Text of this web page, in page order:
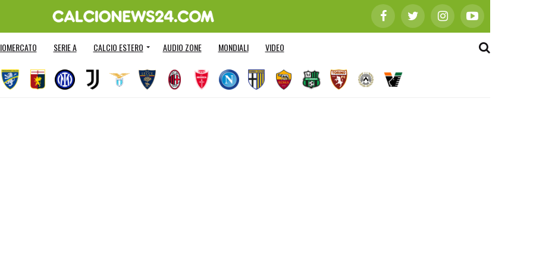
SERIE A CALCIO ESTERO AUDIO ZONE MONDIALI VIDEO